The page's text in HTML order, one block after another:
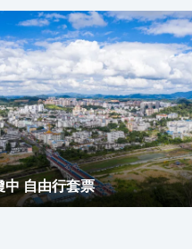
中 自由行套票